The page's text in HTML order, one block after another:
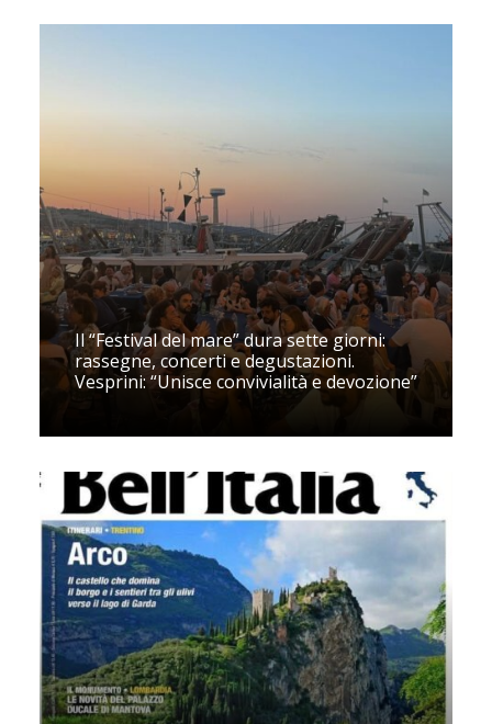
Il “Festival del mare” dura sette giorni:
rassegne, concerti e degustazioni.
Vesprini: “Unisce convivialità e devozione”